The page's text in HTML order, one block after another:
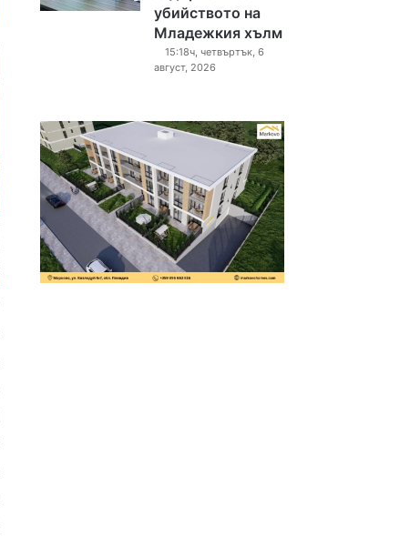
убийството на
Младежкия хълм
15:18ч, четвъртък, 6
август, 2026